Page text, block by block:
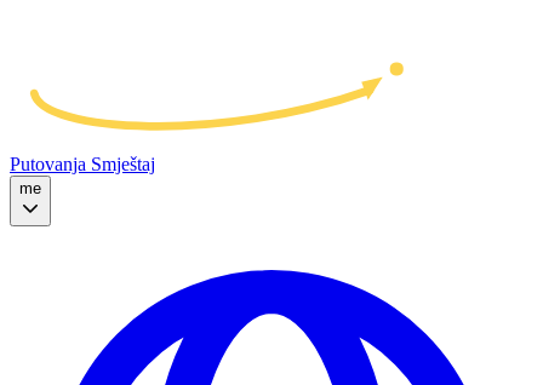
Putovanja Smještaj
me